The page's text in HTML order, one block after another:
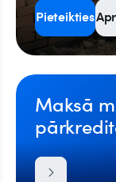
Pieteikties
Maksā